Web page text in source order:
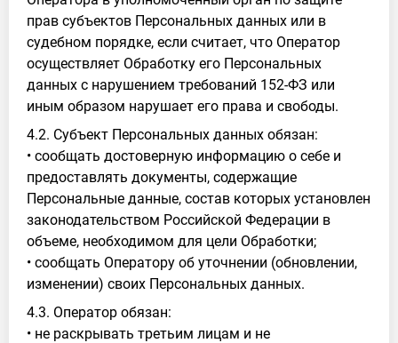
прав субъектов Персональных данных или в
судебном порядке, если считает, что Оператор
осуществляет Обработку его Персональных
данных с нарушением требований 152-ФЗ или
иным образом нарушает его права и свободы.
4.2. Субъект Персональных данных обязан:
• сообщать достоверную информацию о себе и
предоставлять документы, содержащие
Персональные данные, состав которых установлен
законодательством Российской Федерации в
объеме, необходимом для цели Обработки;
• сообщать Оператору об уточнении (обновлении,
изменении) своих Персональных данных.
4.3. Оператор обязан:
• не раскрывать третьим лицам и не